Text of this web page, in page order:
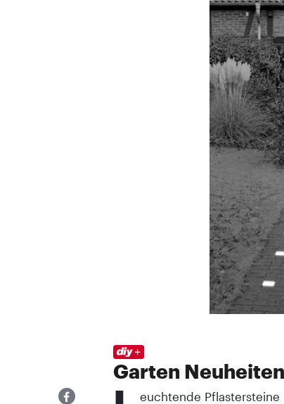
Garten Neuheiten
euchtende Pflastersteine